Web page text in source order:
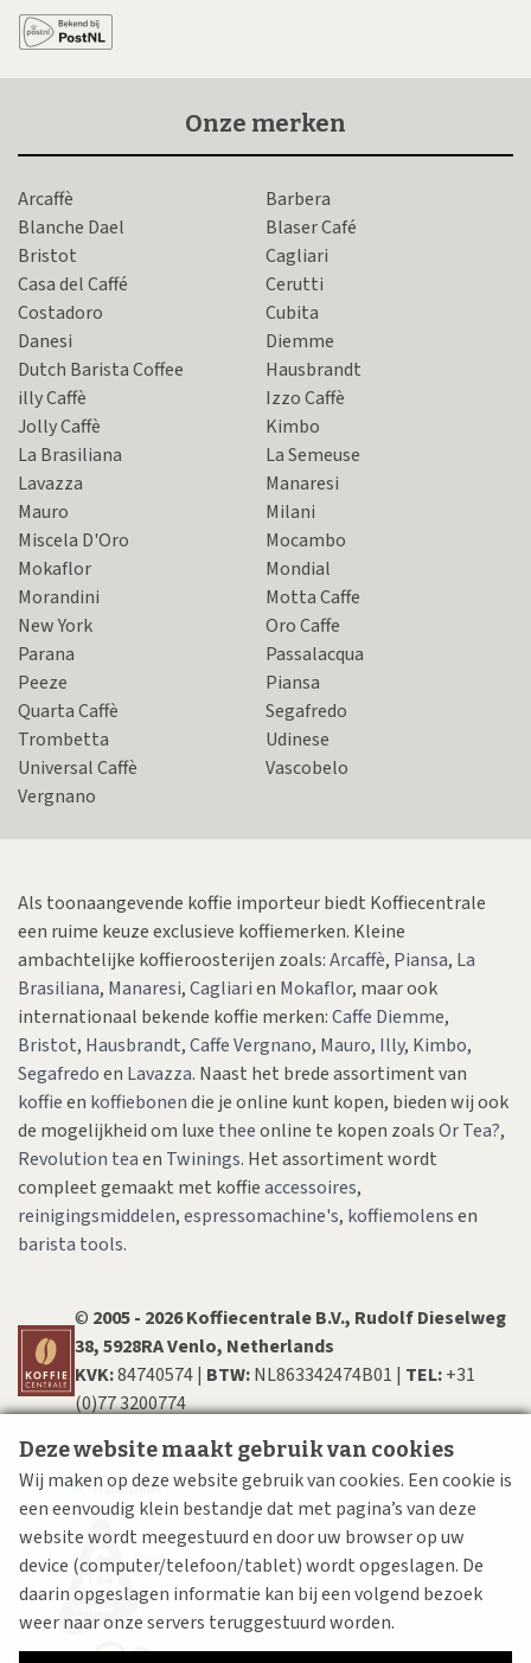
Deze website maakt gebruik van cookies
Wij maken op deze website gebruik van cookies. Een cookie is
een eenvoudig klein bestandje dat met pagina’s van deze
website wordt meegestuurd en door uw browser op uw
device (computer/telefoon/tablet) wordt opgeslagen. De
daarin opgeslagen informatie kan bij een volgend bezoek
weer naar onze servers teruggestuurd worden.
Onze merken
Arcaffè
Barbera
Blanche Dael
Blaser Café
Bristot
Cagliari
Casa del Caffé
Cerutti
Costadoro
Cubita
Danesi
Diemme
Dutch Barista Coffee
Hausbrandt
illy Caffè
Izzo Caffè
Jolly Caffè
Kimbo
La Brasiliana
La Semeuse
Lavazza
Manaresi
Mauro
Milani
Miscela D'Oro
Mocambo
Mokaflor
Mondial
Morandini
Motta Caffe
New York
Oro Caffe
Parana
Passalacqua
Peeze
Piansa
Quarta Caffè
Segafredo
Trombetta
Udinese
Universal Caffè
Vascobelo
Vergnano
Als toonaangevende koffie importeur biedt Koffiecentrale
een ruime keuze exclusieve koffiemerken. Kleine
ambachtelijke koffieroosterijen zoals:Arcaffè, Piansa, La
Brasiliana, Manaresi,Cagliarien Mokaflor, maar ook
internationaal bekende koffie merken:Caffe Diemme,
Bristot, Hausbrandt,Caffe Vergnano, Mauro, Illy, Kimbo,
Segafredoen Lavazza. Naast het brede assortiment van
koffieen koffiebonendie je online kunt kopen, bieden wij ook
de mogelijkheid om luxe theeonline te kopen zoalsOr Tea?,
Revolution teaen Twinings. Het assortiment wordt
compleet gemaakt met koffieaccessoires,
reinigingsmiddelen,espressomachine's, koffiemolensen
barista tools.
© 200​5​ - 2026 Koffiecentrale B.V., Rudolf Dieselweg
38, 5928RA Venlo, Netherlands
KVK:84740574 | BTW:NL863342474B01 | TEL:+31
(0)77 3200774